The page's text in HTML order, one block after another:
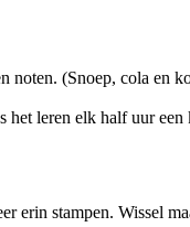
(Snoep, cola en
het leren elk half uur
erin stampen. Wissel